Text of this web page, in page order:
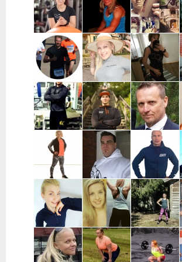
Leppänen |
Turku ja
lähikunnat
PääkaupunkiseutuKoskela-
Kontu |
Pohjois-
Pohjanmaa
Sara Uimonen |
Pääkaupunkiseutu
Miranda Tirri |
Koko Suomi ja
ulkomaat,
verkkovalmennus
Mikael Mentu
| Helsinki
Wille
Wahlberg |
Helsinki
Katja Varjo |
Raisio
Marja-Liisa
Ylipahkala |
Oulu,
Kempele,
Haukipudas
Joni
Haapaniitty |
Tampere
Mikke Mänty-
Sorvari |
Tampere
Ilkka Marttila
| Syöte
Satu
Mononen |
Lieto, Loimaa,
Ypäjä,
Jokioinen
Mika Turunen
| Uusimaa
Hasse
Fagerström |
Pirkanmaa
Jane Suvanto |
Pääkaupunkiseutu,
Mikkeli
Leea
Vinnikainen |
Turku
Katja
Mäkynen |
verkko